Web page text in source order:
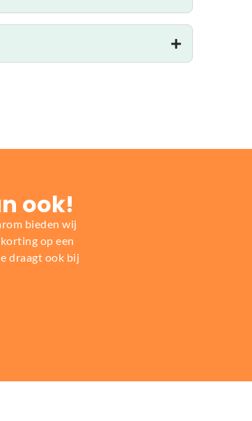
ook!
bieden wij
op een
draagt ook bij